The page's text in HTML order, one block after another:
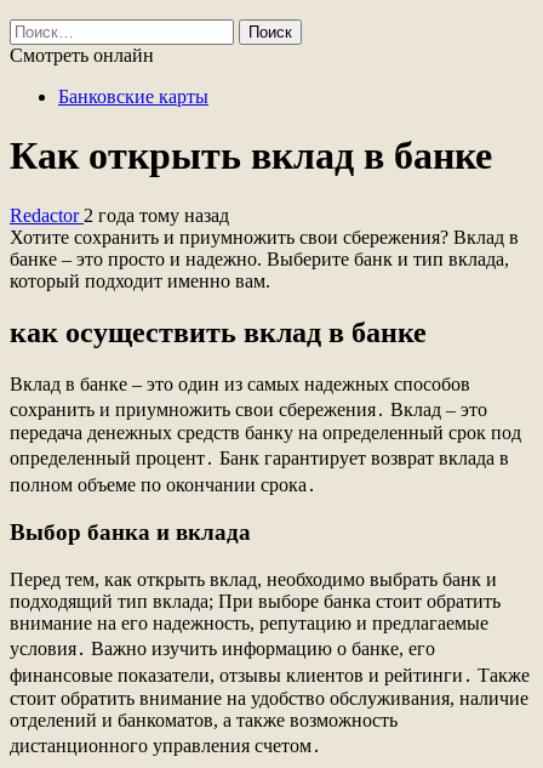
Найти:
Смотреть онлайн
Банковские карты
Как открыть вклад в банке
Redactor 2 года тому назад
Хотите сохранить и приумножить свои сбережения? Вклад в
банке – это просто и надежно. Выберите банк и тип вклада,
который подходит именно вам.
как осуществить вклад в банке
Вклад в банке – это один из самых надежных способов
сохранить и приумножить свои сбережения․ Вклад – это
передача денежных средств банку на определенный срок под
определенный процент․ Банк гарантирует возврат вклада в
полном объеме по окончании срока․
Выбор банка и вклада
Перед тем, как открыть вклад, необходимо выбрать банк и
подходящий тип вклада; При выборе банка стоит обратить
внимание на его надежность, репутацию и предлагаемые
условия․ Важно изучить информацию о банке, его
финансовые показатели, отзывы клиентов и рейтинги․ Также
стоит обратить внимание на удобство обслуживания, наличие
отделений и банкоматов, а также возможность
дистанционного управления счетом․